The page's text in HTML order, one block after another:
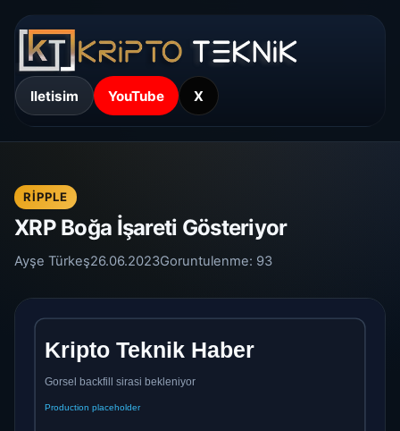
Iletisim YouTube X
RIPPLE
XRP Boğa İşareti Gösteriyor
Ayşe Türkeş26.06.2023Goruntulenme: 93